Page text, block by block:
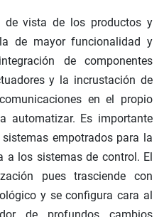
de vista de los productos y
de mayor funcionalidad y
de componentes
y la incrustación de
en el propio
automatizar. Es importante
empotrados para la
a los sistemas de control. El
pues trasciende con
y se configura cara al